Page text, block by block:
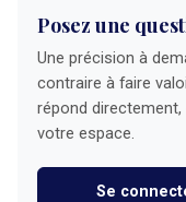
Posez une
Une précision à
contraire à faire
répond
votre espace.
Se